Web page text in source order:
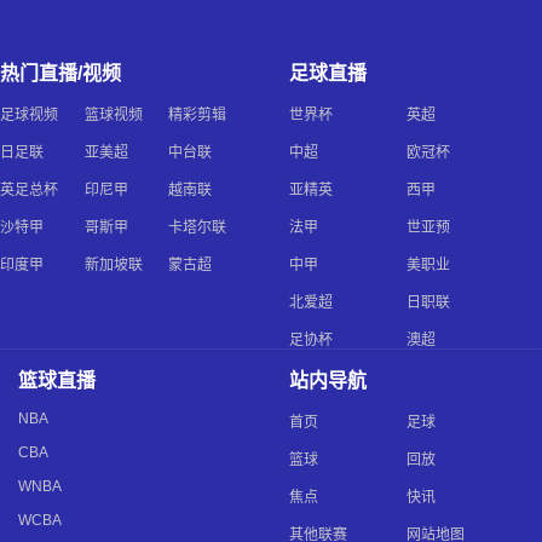
热门直播/视频
足球视频 篮球视频 精彩剪辑
日足联 亚美超 中台联
英足总杯 印尼甲 越南联
沙特甲 哥斯甲 卡塔尔联
印度甲 新加坡联 蒙古超
足球直播
世界杯 英超
中超 欧冠杯
亚精英 西甲
法甲 世亚预
中甲 美职业
北爱超 日职联
足协杯 澳超
篮球直播
NBA
CBA
WNBA
WCBA
站内导航
首页 足球
篮球 回放
焦点 快讯
其他联赛 网站地图